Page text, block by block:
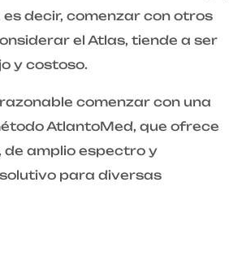
decir, comenzar con otros
el Atlas, tiende a ser
y costoso.
comenzar con una
AtlantoMed, que ofrece
de amplio espectro y
para diversas